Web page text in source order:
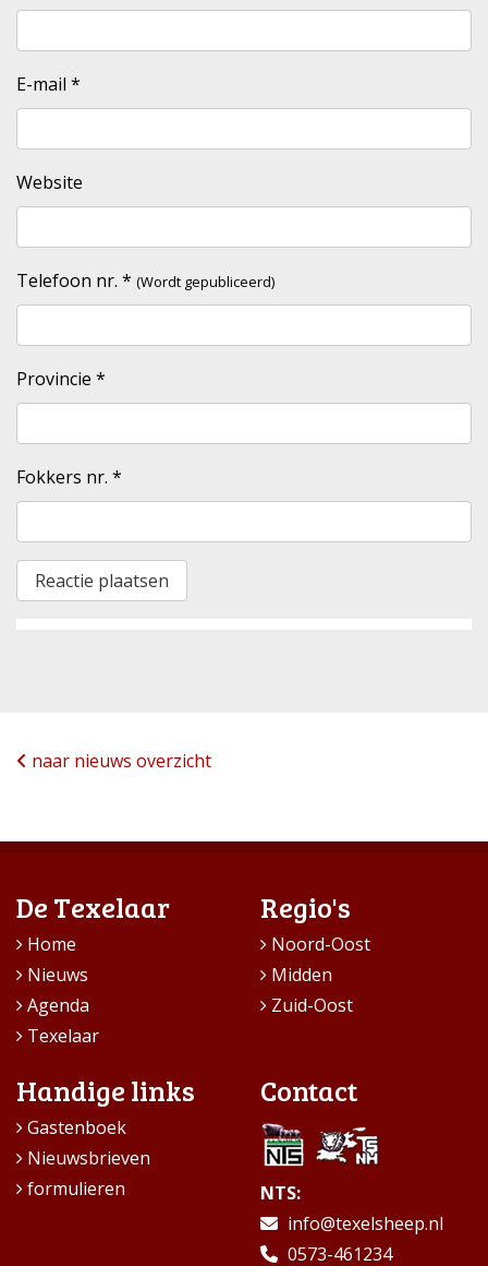
E-mail *
Website
Telefoon nr. * (Wordt gepubliceerd)
Provincie *
Fokkers nr. *
naar nieuws overzicht
De Texelaar
Home
Nieuws
Agenda
Texelaar
Regio's
Noord-Oost
Midden
Zuid-Oost
Handige links
Gastenboek
Nieuwsbrieven
formulieren
Contact
NTS:
info@texelsheep.nl
0573-461234